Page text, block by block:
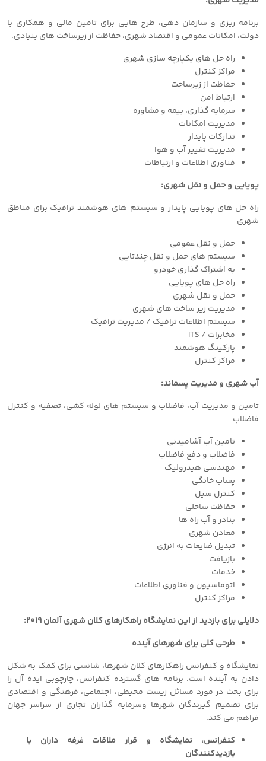
برنامه ریزی و سازمان دهی، طرح هایی برای تامین مالی و همکاری با
دولت، امکانات عمومی و اقتصاد شهری، حفاظت از زیرساخت های بنیادی.
راه حل های یکپارچه سازی شهری
مراکز کنترل
حفاظت از زیرساخت
ارتباط امن
سرمایه گذاری، بیمه و مشاوره
مدیریت امکانات
تدارکات پایدار
مدیریت تغییر آب و هوا
فناوری اطلاعات و ارتباطات
پویایی و حمل و نقل شهری:
راه حل های پویایی پایدار و سیستم های هوشمند ترافیک برای مناطق
شهری
حمل و نقل عمومی
سیستم های حمل و نقل چندتایی
به اشتراک گذاری خودرو
راه حل های پویایی
حمل و نقل شهری
مدیریت زیر ساخت های شهری
سیستم اطلاعات ترافیک / مدیریت ترافیک
مخابرات / ITS
پارکینگ هوشمند
مراکز کنترل
آب شهری و مدیریت پسماند:
تامین و مدیریت آب، فاضلاب و سیستم های لوله کشی، تصفیه و کنترل
فاضلاب
تامین آب آشامیدنی
فاضلاب و دفع فاضلاب
مهندسی هیدرولیک
پساب خانگی
کنترل سیل
حفاظت ساحلی
بنادر و آب راه ها
معادن شهری
تبدیل ضایعات به انرژی
بازیافت
خدمات
اتوماسیون و فناوری اطلاعات
مراکز کنترل
دلایلی برای بازدید از این نمایشگاه راهکارهای کلان شهری آلمان ٢٠١٩:
طرحی کلی برای شهرهای آینده
نمایشگاه و کنفرانس راهکارهای کلان شهرها، شانسی برای کمک به شکل
دادن به آینده است. برنامه های گسترده کنفرانس، چارچوبی ایده آل را
برای بحث در مورد مسائل زیست محیطی، اجتماعی، فرهنگی و اقتصادی
برای تصمیم گیرندگان شهرها وسرمایه گذاران تجاری از سراسر جهان
فراهم می کند.
کنفرانس، نمایشگاه و قرار ملاقات غرفه داران با
بازدیدکنندگان